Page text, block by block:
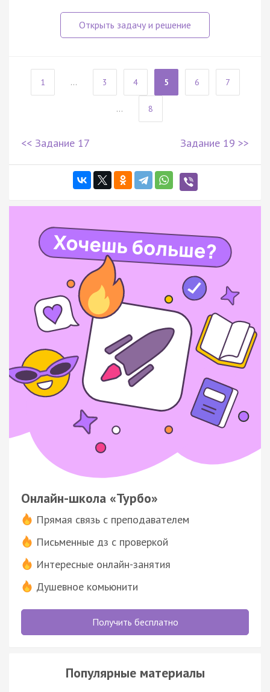
1 ... 3 4 5 6 7
... 8
<< Задание 17 Задание 19 >>
Онлайн-школа «Турбо»
Прямая связь с преподавателем
Письменные дз с проверкой
Интересные онлайн-занятия
Душевное комьюнити
Получить бесплатно
Популярные материалы